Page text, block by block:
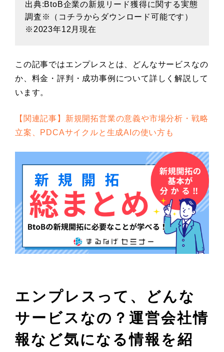
出典:BtoB企業の新規リード獲得に関する実態
調査※（ コチラからダウンロード可能です）
※2023年12月現在
この記事ではエンプレスとは、どんなサービスなの
か、料金・評判・成功事例について詳しく解説して
います。
【関連記事】新規開拓営業の意義や市場分析・戦略
立案、PDCAサイクルと生成AIの使い方も
エンプレスって、どんな
サービスなの？運営会社情
報など気になる情報を紹